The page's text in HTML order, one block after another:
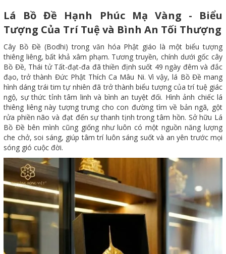
Lá Bồ Đề Hạnh Phúc Mạ Vàng - Biểu
Tượng Của Trí Tuệ và Bình An Tối Thượng
Cây Bồ Đề (Bodhi) trong văn hóa Phật giáo là một biểu tượng
thiêng liêng, bất khả xâm phạm. Tương truyền, chính dưới gốc cây
Bồ Đề, Thái tử Tất-đạt-đa đã thiền định suốt 49 ngày đêm và đắc
đạo, trở thành Đức Phật Thích Ca Mâu Ni. Vì vậy, lá Bồ Đề mang
hình dáng trái tim tự nhiên đã trở thành biểu tượng của trí tuệ giác
ngộ, sự thức tỉnh tâm linh và bình an tuyệt đối. Hình ảnh chiếc lá
thiêng liêng này tượng trưng cho con đường tìm về bản ngã, gột
rửa phiền não và đạt đến sự thanh tịnh trong tâm hồn. Sở hữu Lá
Bồ Đề bên mình cũng giống như luôn có một nguồn năng lượng
che chở, soi sáng, giúp tâm trí luôn sáng suốt và an yên trước mọi
sóng gió cuộc đời.